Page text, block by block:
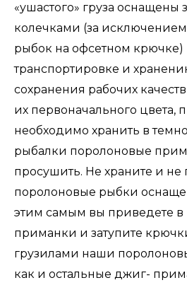
«ушастого» груза оснащены
колечками (за
рыбок на офсетном
транспортировке и
сохранения рабочих
их первоначального цвета,
необходимо хранить в
рыбалки поролоновые
просушить. Не храните и не
поролоновые рыбки
этим самым вы приведете в
приманки и затупите
грузилами наши
как и остальные джиг-